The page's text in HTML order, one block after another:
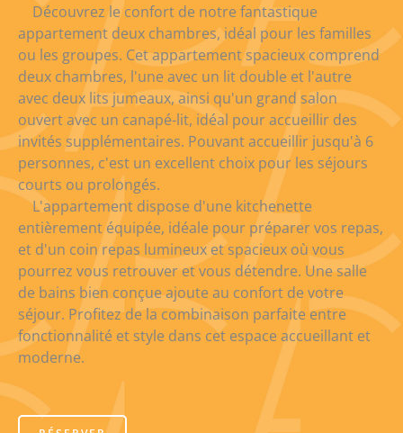
Découvrez le confort de notre fantastique
appartement deux chambres, idéal pour les familles
ou les groupes. Cet appartement spacieux comprend
deux chambres, l'une avec un lit double et l'autre
avec deux lits jumeaux, ainsi qu'un grand salon
ouvert avec un canapé-lit, idéal pour accueillir des
invités supplémentaires. Pouvant accueillir jusqu'à 6
personnes, c'est un excellent choix pour les séjours
courts ou prolongés.
L'appartement dispose d'une kitchenette
entièrement équipée, idéale pour préparer vos repas,
et d'un coin repas lumineux et spacieux où vous
pourrez vous retrouver et vous détendre. Une salle
de bains bien conçue ajoute au confort de votre
séjour. Profitez de la combinaison parfaite entre
fonctionnalité et style dans cet espace accueillant et
moderne.